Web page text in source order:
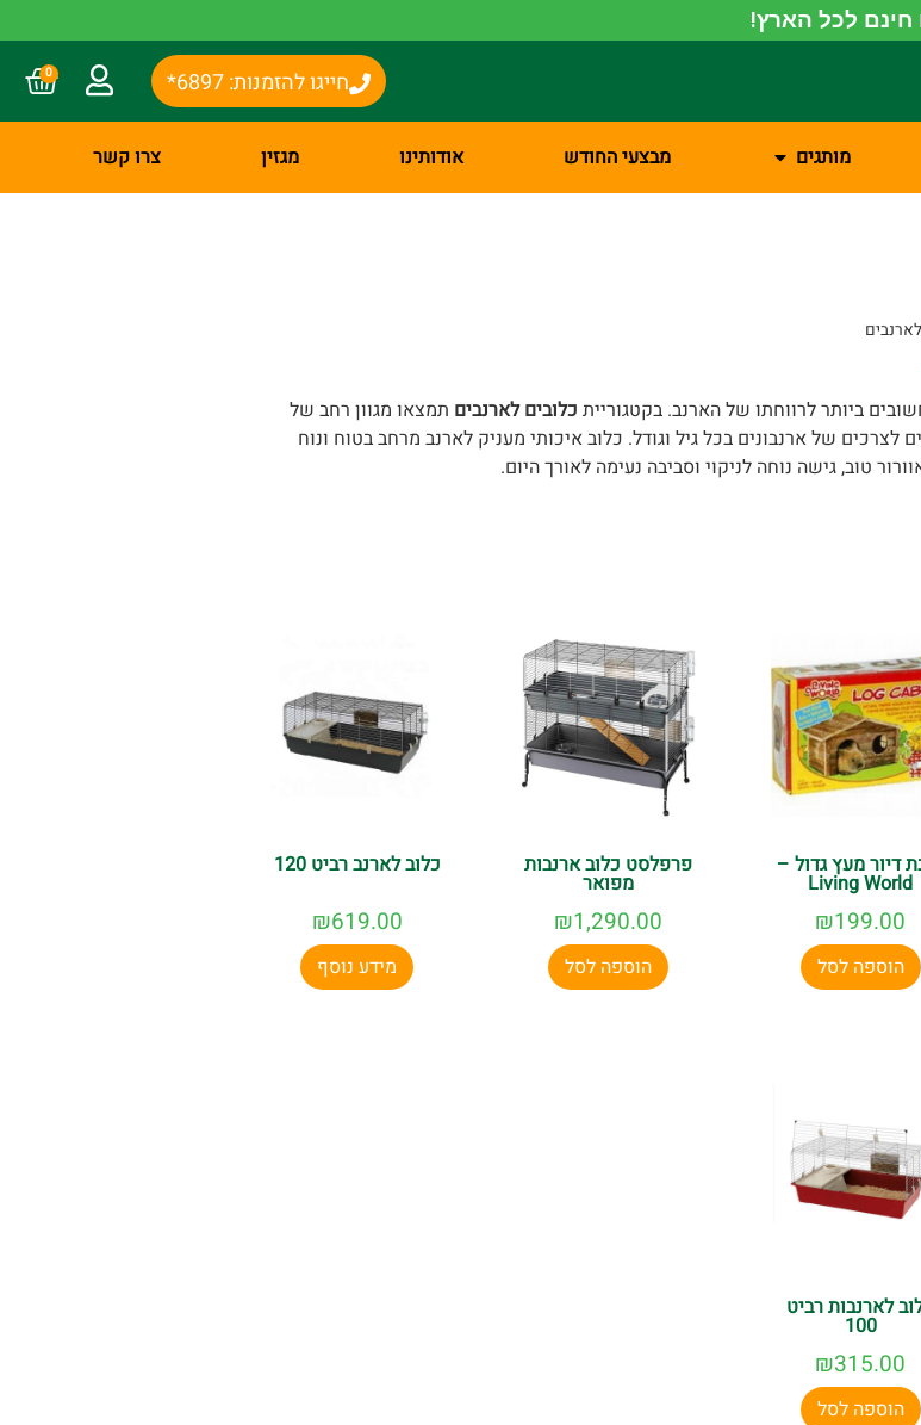
לכל הארץ!
חייגו להזמנות: 6897* 0
מותגים מבצעי החודש אודותינו מגזין צרו קשר
ביותר לרווחתו של הארנב. בקטגוריית כלובים לארנבים תמצאו מגוון רחב של
לצרכים של ארנבונים בכל גיל וגודל. כלוב איכותי מעניק לארנב מרחב בטוח ונוח
טוב, גישה נוחה לניקוי וסביבה נעימה לאורך היום.
דגמים מרווחים עם מספר מפלסים, אביזרים משלימים ופתרונות המאפשרים
מגוון מוצרים של מותגים מובילים, מחירים משתלמים, שירות מקצועי ומשלוח
דיור מעץ גדול –
Living World
₪199.00
הוספה לסל
פרפלסט כלוב ארנבות
מפואר
₪1,290.00
הוספה לסל
כלוב לארנב רביט 120
₪619.00
מידע נוסף
לארנבות רביט
100
₪315.00
הוספה לסל